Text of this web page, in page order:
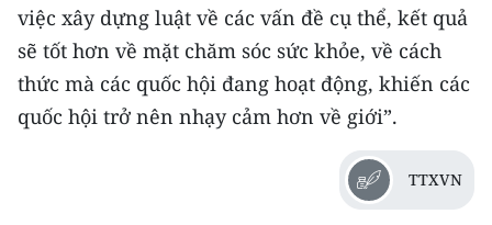
Infographic
TIN MỚI
việc xây dựng luật về các vấn đề cụ thể, kết quả
sẽ tốt hơn về mặt chăm sóc sức khỏe, về cách
thức mà các quốc hội đang hoạt động, khiến các
quốc hội trở nên nhạy cảm hơn về giới”.
TTXVN